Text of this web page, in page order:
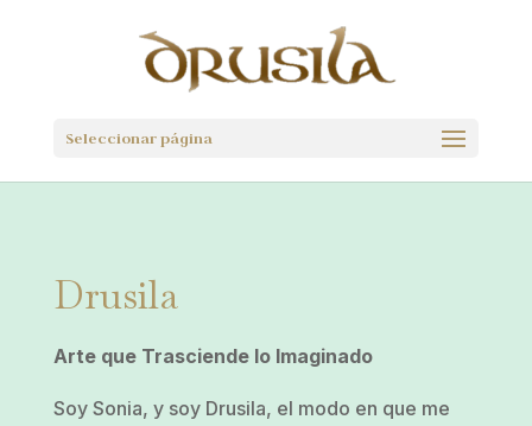
Seleccionar página
Drusila
Arte que Trasciende lo Imaginado
Soy Sonia, y soy Drusila, el modo en que me